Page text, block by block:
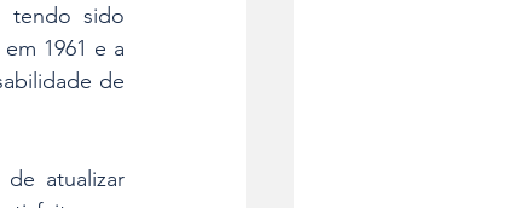
tendo sido
1961 e a
de
atualizar